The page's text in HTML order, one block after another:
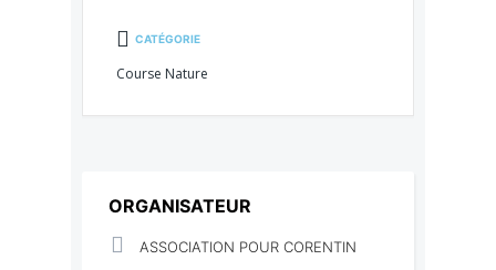
CATÉGORIE
Course Nature
ORGANISATEUR
ASSOCIATION POUR CORENTIN